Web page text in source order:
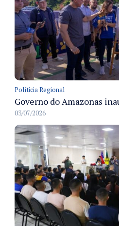
Políticia Regional
03/07/2026